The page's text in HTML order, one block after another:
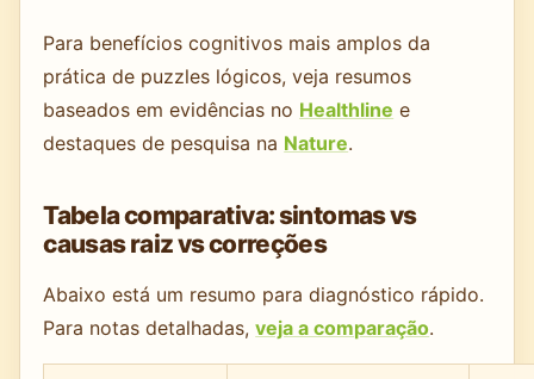
Para benefícios cognitivos mais amplos da
prática de puzzles lógicos, veja resumos
baseados em evidências no Healthline e
destaques de pesquisa na Nature.
Tabela comparativa: sintomas vs
causas raiz vs correções
Abaixo está um resumo para diagnóstico rápido.
Para notas detalhadas,veja a comparação.